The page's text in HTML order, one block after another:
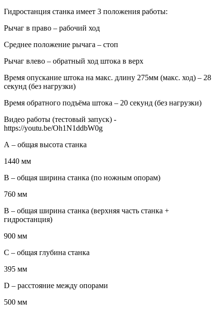
Гидростанция станка имеет 3 положения работы:
Рычаг в право – рабочий ход
Среднее положение рычага – стоп
Рычаг влево – обратный ход штока в верх
Время опускание штока на макс. длину 275мм (макс. ход) – 28
секунд (без нагрузки)
Время обратного подъёма штока – 20 секунд (без нагрузки)
Видео работы (тестовый запуск) -
https://youtu.be/Oh1N1ddbW0g
А – общая высота станка
1440 мм
B – общая ширина станка (по ножным опорам)
760 мм
B – общая ширина станка (верхняя часть станка +
гидростанция)
900 мм
С – общая глубина станка
395 мм
D – расстояние между опорами
500 мм